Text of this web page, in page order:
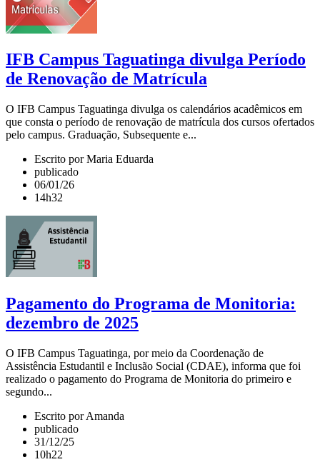
IFB Campus Taguatinga divulga Período
de Renovação de Matrícula
O IFB Campus Taguatinga divulga os calendários acadêmicos em
que consta o período de renovação de matrícula dos cursos ofertados
pelo campus. Graduação, Subsequente e...
Escrito por Maria Eduarda
publicado
06/01/26
14h32
Pagamento do Programa de Monitoria:
dezembro de 2025
O IFB Campus Taguatinga, por meio da Coordenação de
Assistência Estudantil e Inclusão Social (CDAE), informa que foi
realizado o pagamento do Programa de Monitoria do primeiro e
segundo...
Escrito por Amanda
publicado
31/12/25
10h22